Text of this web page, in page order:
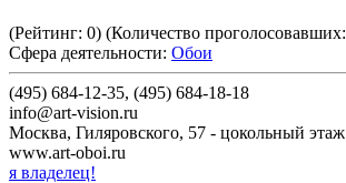
(Рейтинг: 0) (Количество проголосовавших:
Сфера деятельности: Обои
(495) 684-12-35, (495) 684-18-18
info@art-vision.ru
Москва, Гиляровского, 57 - цокольный этаж
www.art-oboi.ru
я владелец!